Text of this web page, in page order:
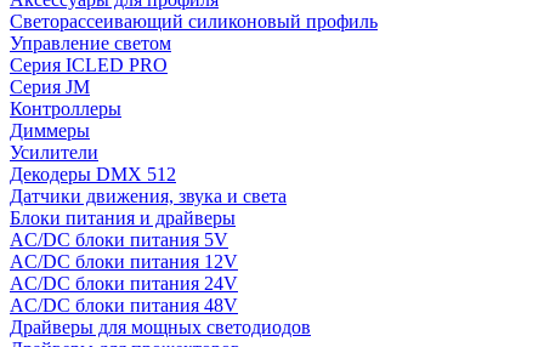
Светорассеивающий силиконовый профиль
Управление светом
Серия ICLED PRO
Серия JM
Контроллеры
Диммеры
Усилители
Декодеры DMX 512
Датчики движения, звука и света
Блоки питания и драйверы
AC/DC блоки питания 5V
AC/DC блоки питания 12V
AC/DC блоки питания 24V
AC/DC блоки питания 48V
Драйверы для мощных светодиодов